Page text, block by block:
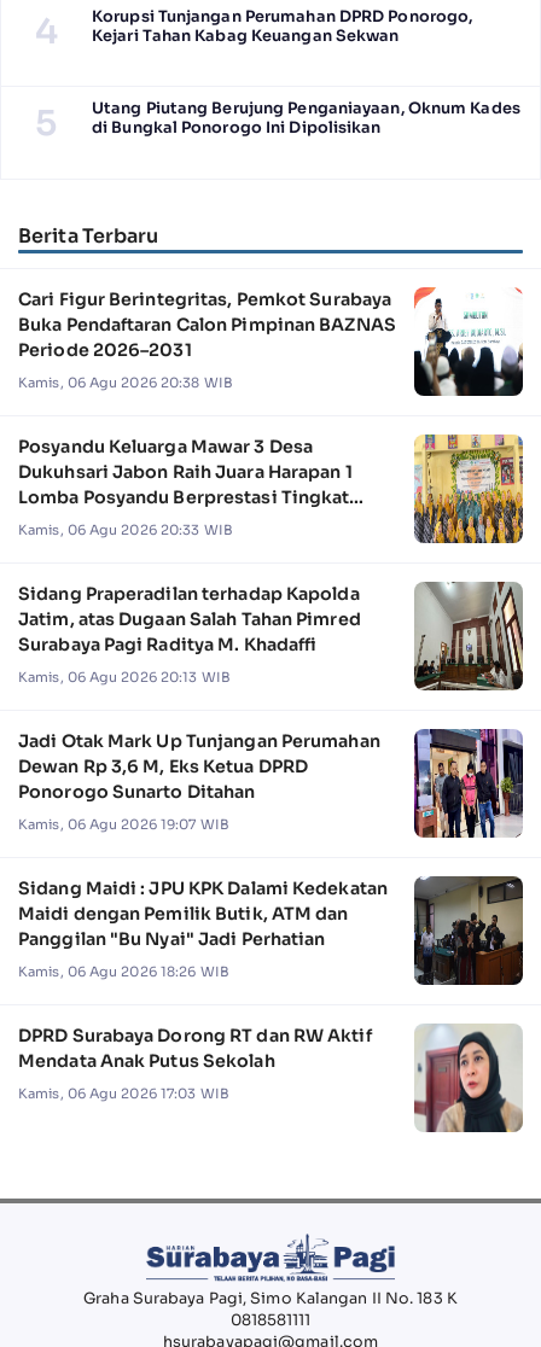
4
Korupsi Tunjangan Perumahan DPRD Ponorogo,
Kejari Tahan Kabag Keuangan Sekwan
5
Utang Piutang Berujung Penganiayaan, Oknum Kades
di Bungkal Ponorogo Ini Dipolisikan
Berita Terbaru
Cari Figur Berintegritas, Pemkot Surabaya
Buka Pendaftaran Calon Pimpinan BAZNAS
Periode 2026–2031
Kamis, 06 Agu 2026 20:38 WIB
Posyandu Keluarga Mawar 3 Desa
Dukuhsari Jabon Raih Juara Harapan 1
Lomba Posyandu Berprestasi Tingkat
Jawa Timur 2026
Kamis, 06 Agu 2026 20:33 WIB
Sidang Praperadilan terhadap Kapolda
Jatim, atas Dugaan Salah Tahan Pimred
Surabaya Pagi Raditya M. Khadaffi
Kamis, 06 Agu 2026 20:13 WIB
Jadi Otak Mark Up Tunjangan Perumahan
Dewan Rp 3,6 M, Eks Ketua DPRD
Ponorogo Sunarto Ditahan
Kamis, 06 Agu 2026 19:07 WIB
Sidang Maidi : JPU KPK Dalami Kedekatan
Maidi dengan Pemilik Butik, ATM dan
Panggilan "Bu Nyai" Jadi Perhatian
Kamis, 06 Agu 2026 18:26 WIB
DPRD Surabaya Dorong RT dan RW Aktif
Mendata Anak Putus Sekolah
Kamis, 06 Agu 2026 17:03 WIB
Graha Surabaya Pagi, Simo Kalangan II No. 183 K
0818581111
hsurabayapagi@gmail.com